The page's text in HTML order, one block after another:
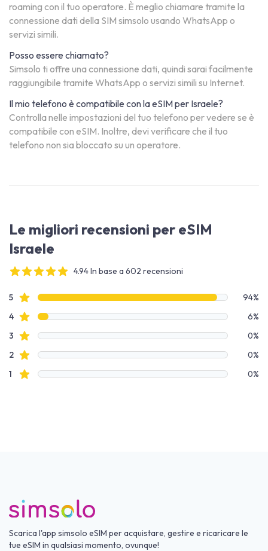
roaming con il tuo operatore. È meglio chiamare tramite la
connessione dati della SIM simsolo usando WhatsApp o
servizi simili.
Posso essere chiamato?
Simsolo ti offre una connessione dati, quindi sarai facilmente
raggiungibile tramite WhatsApp o servizi simili su Internet.
Il mio telefono è compatibile con la eSIM per Israele?
Controlla nelle impostazioni del tuo telefono per vedere se è
compatibile con eSIM. Inoltre, devi verificare che il tuo
telefono non sia bloccato su un operatore.
Le migliori recensioni per eSIM
Israele
4.94 In base a 602 recensioni
Dati recensione
5recensioni con stelle
94%
4recensioni con stelle
6%
3 recensioni con stelle
0%
2recensioni con stelle
0%
1 recensioni con stelle 0%
Scarica l'app simsolo eSIM per acquistare, gestire e ricaricare le
tue eSIM in qualsiasi momento, ovunque!